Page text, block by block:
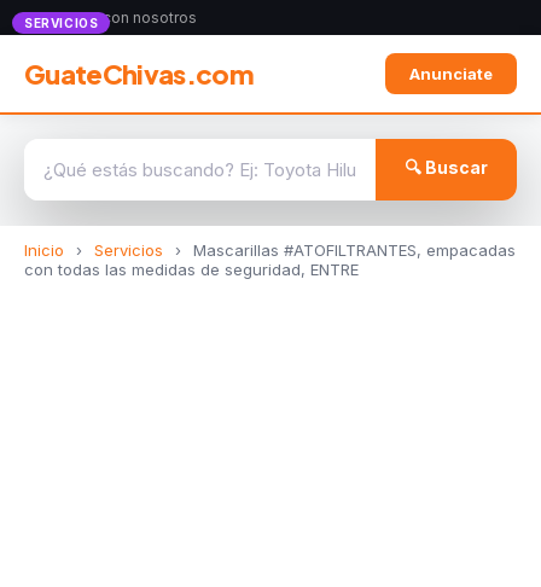
Anunciate con nosotros
GuateChivas.com Anunciate
🔍 Buscar
Inicio › Servicios ›
Mascarillas #ATOFILTRANTES, empacadas
con todas las medidas de seguridad, ENTRE
SERVICIOS